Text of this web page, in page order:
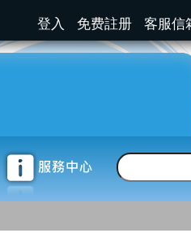
客服信
免费註册
登入